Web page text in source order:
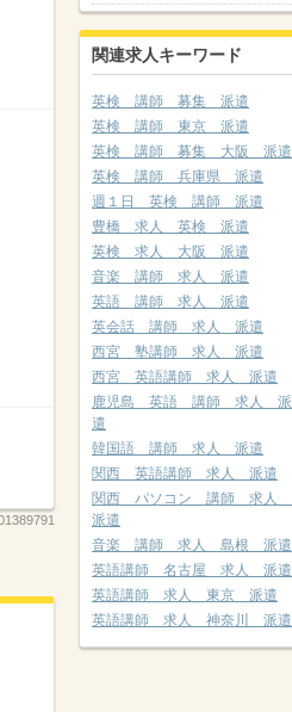
関連求人キーワード
英検 講師 募集 派遣
英検 講師 東京 派遣
英検 講師 募集 大阪 派遣
英検 講師 兵庫県 派遣
週１日 英検 講師 派遣
豊橋 求人 英検 派遣
英検 求人 大阪 派遣
音楽 講師 求人 派遣
英語 講師 求人 派遣
英会話 講師 求人 派遣
西宮 塾講師 求人 派遣
西宮 英語講師 求人 派遣
鹿児島 英語 講師 求人 派
遣
韓国語 講師 求人 派遣
関西 英語講師 求人 派遣
関西 パソコン 講師 求人
派遣
音楽 講師 求人 島根 派遣
英語講師 名古屋 求人 派遣
英語講師 求人 東京 派遣
英語講師 求人 神奈川 派遣